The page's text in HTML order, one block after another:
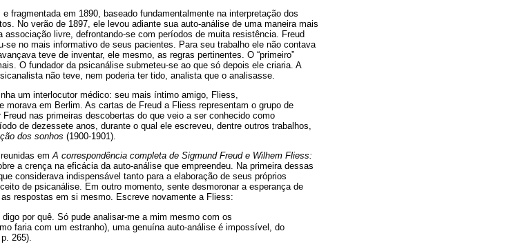
fragmentada em 1890, baseado fundamentalmente na interpretação dos
No verão de 1897, ele levou adiante sua auto-análise de uma maneira mais
livre, defrontando-se com períodos de muita resistência. Freud
se no mais informativo de seus pacientes. Para seu trabalho ele não contava
teve de inventar, ele mesmo, as regras pertinentes. O “primeiro”
O fundador da psicanálise submeteu-se ao que só depois ele criaria. A
não teve, nem poderia ter tido, analista que o analisasse.
um interlocutor médico: seu mais íntimo amigo, Fliess,
morava em Berlim. As cartas de Freud a Fliess representam o grupo de
nas primeiras descobertas do que veio a ser conhecido como
de dezessete anos, durante o qual ele escreveu, dentre outros trabalhos,
dos sonhos (1900-1901).
emA correspondência completa de Sigmund Freud e Wilhem Fliess:
a crença na eficácia da auto-análise que empreendeu. Na primeira dessas
considerava indispensável tanto para a elaboração de seus próprios
de psicanálise. Em outro momento, sente desmoronar a esperança de
respostas em si mesmo. Escreve novamente a Fliess:
por quê. Só pude analisar-me a mim mesmo com os
faria com um estranho), uma genuína auto-análise é impossível, do
265).